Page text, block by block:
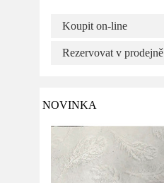
Koupit on-line
Rezervovat v prodejně
NOVINKA